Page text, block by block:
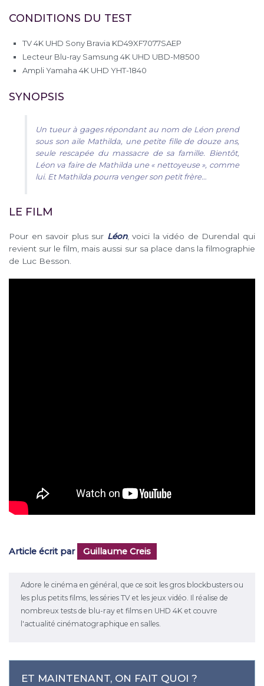
CONDITIONS DU TEST
TV 4K UHD Sony Bravia KD49XF7077SAEP
Lecteur Blu-ray Samsung 4K UHD UBD-M8500
Ampli Yamaha 4K UHD YHT-1840
SYNOPSIS
Un tueur à gages répondant au nom de Léon prend
sous son aile Mathilda, une petite fille de douze ans,
seule rescapée du massacre de sa famille. Bientôt,
Léon va faire de Mathilda une « nettoyeuse », comme
lui. Et Mathilda pourra venger son petit frère…
LE FILM
Pour en savoir plus sur Léon, voici la vidéo de Durendal qui
revient sur le film, mais aussi sur sa place dans la filmographie
de Luc Besson.
Article écrit par Guillaume Creis
Adore le cinéma en général, que ce soit les gros blockbusters ou
les plus petits films, les séries TV et les jeux vidéo. Il réalise de
nombreux tests de blu-ray et films en UHD 4K et couvre
l'actualité cinématographique en salles.
ET MAINTENANT, ON FAIT QUOI ?